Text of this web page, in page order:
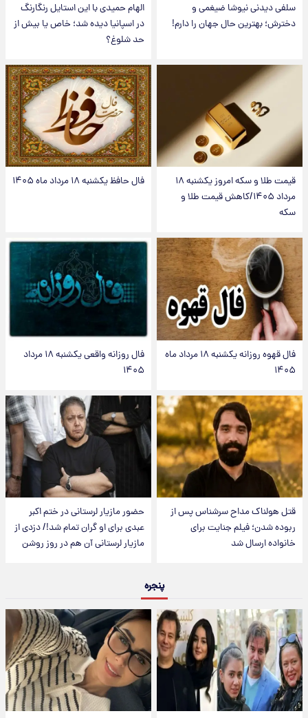
سلفی دیدنی نیوشا ضیغمی و
دخترش؛ بهترین حال جهان را دارم!
الهام حمیدی با این استایل رنگارنگ
در اسپانیا دیده شد؛ خاص یا بیش از
حد شلوغ؟
قیمت طلا و سکه امروز یکشنبه ۱۸
مرداد ۱۴۰۵/کاهش قیمت طلا و
سکه
فال حافظ یکشنبه ۱۸ مرداد ماه ۱۴۰۵
فال قهوه روزانه یکشنبه ۱۸ مرداد ماه
۱۴۰۵
فال روزانه واقعی یکشنبه ۱۸ مرداد
۱۴۰۵
قتل هولناک مداح سرشناس پس از
ربوده شدن؛ فیلم جنایت برای
خانواده ارسال شد
حضور مازیار لرستانی در ختم اکبر
عبدی برای او گران تمام شد!/ دزدی از
مازیار لرستانی آن هم در روز روشن
پنجره